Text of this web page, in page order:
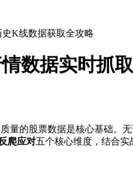
K线数据获取全攻略
数据实时抓
量的股票数据是核心基础。
爬应对五个核心维度，结合